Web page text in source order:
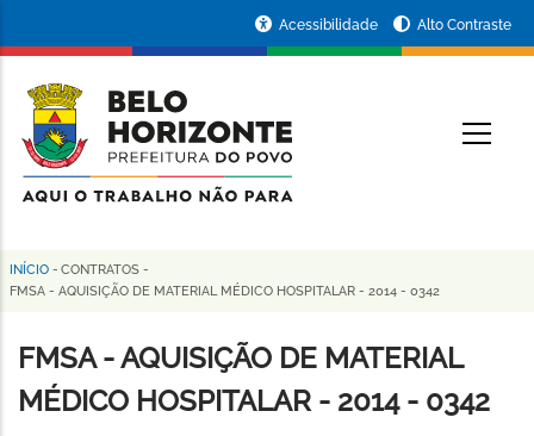
conteúdo
principal
da
Prefeitura
de
Horizonte
Acessibilidade Alto Contraste
Trilha
navegação
INÍCIO - CONTRATOS -
FMSA - AQUISIÇÃO DE MATERIAL MÉDICO HOSPITALAR - 2014 - 0342
FMSA - AQUISIÇÃO DE MATERIAL
MÉDICO HOSPITALAR - 2014 - 0342